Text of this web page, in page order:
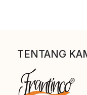
TENTANG